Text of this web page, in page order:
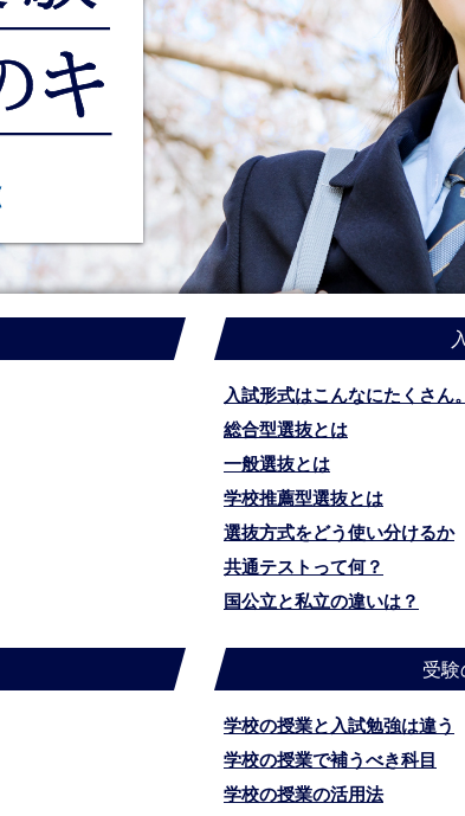
入試形式はこんなにたくさん
総合型選抜とは
一般選抜とは
学校推薦型選抜とは
選抜方式をどう使い分けるか
共通テストって何？
国公立と私立の違いは？
受
学校の授業と入試勉強は違う
学校の授業で補うべき科目
学校の授業の活用法